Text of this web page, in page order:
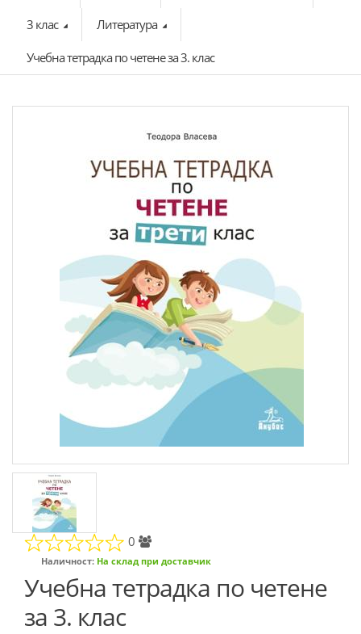
3 клас Литература
Учебна тетрадка по четене за 3. клас
0
Наличност: На склад при доставчик
Учебна тетрадка по четене
за 3. клас